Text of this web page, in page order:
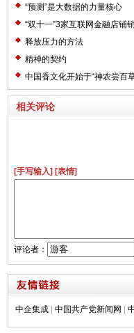
“预测”是大数据的力量核心
“双十一”3家互联网金融店铺
释放压力的方法
精神的契约
中国香文化开始于“神农尝百
相关评论
[手写输入] [表情]
评论者：
中企集成 | 中国共产党新闻网 |